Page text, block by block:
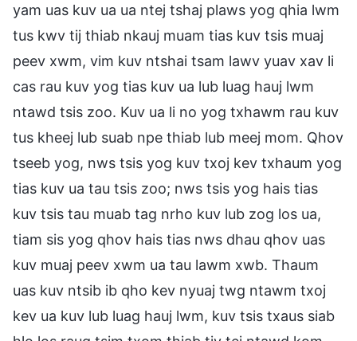
yam uas kuv ua ua ntej tshaj plaws yog qhia lwm
tus kwv tij thiab nkauj muam tias kuv tsis muaj
peev xwm, vim kuv ntshai tsam lawv yuav xav li
cas rau kuv yog tias kuv ua lub luag hauj lwm
ntawd tsis zoo. Kuv ua li no yog txhawm rau kuv
tus kheej lub suab npe thiab lub meej mom. Qhov
tseeb yog, nws tsis yog kuv txoj kev txhaum yog
tias kuv ua tau tsis zoo; nws tsis yog hais tias
kuv tsis tau muab tag nrho kuv lub zog los ua,
tiam sis yog qhov hais tias nws dhau qhov uas
kuv muaj peev xwm ua tau lawm xwb. Thaum
uas kuv ntsib ib qho kev nyuaj twg ntawm txoj
kev ua kuv lub luag hauj lwm, kuv tsis txaus siab